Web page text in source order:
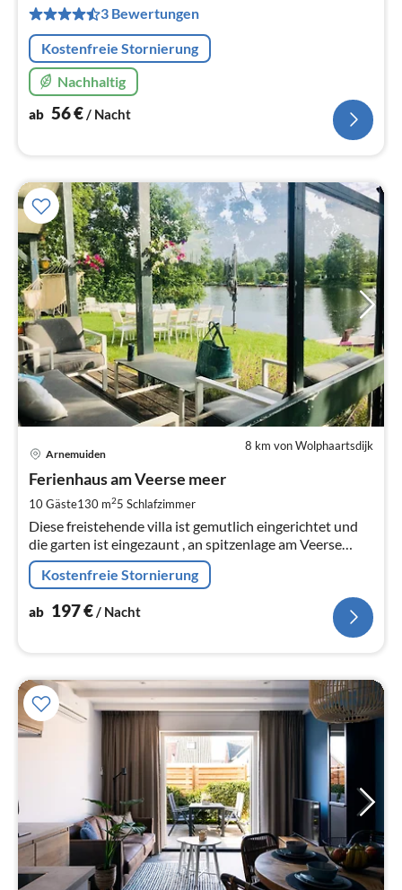
3 Bewertungen
Kostenfreie Stornierung
Nachhaltig
ab 56€ / Nacht
8 km von Wolphaartsdijk
Arnemuiden
Ferienhaus am Veerse meer
10 Gäste130 m25 Schlafzimmer
Diese freistehende villa ist gemutlich eingerichtet und
die garten ist eingezaunt , an spitzenlage am Veerse
meer mit private anlegestelle fur die tur fur die tur ein
segelboot
Kostenfreie Stornierung
ab 197€/ Nacht